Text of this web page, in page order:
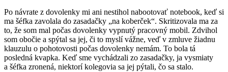
Po návrate z dovolenky mi ani nestihol nabootovať notebook, keď si
ma šéfka zavolala do zasadačky „na koberček“. Skritizovala ma za
to, že som mal počas dovolenky vypnutý pracovný mobil. Zdvihol
som obočie a spýtal sa jej, či to myslí vážne, veď v zmluve žiadnu
klauzulu o pohotovosti počas dovolenky nemám. To bola tá
posledná kvapka. Keď sme vychádzali zo zasadačky, ja vysmiaty
a šéfka zronená, niektorí kolegovia sa jej pýtali, čo sa stalo.